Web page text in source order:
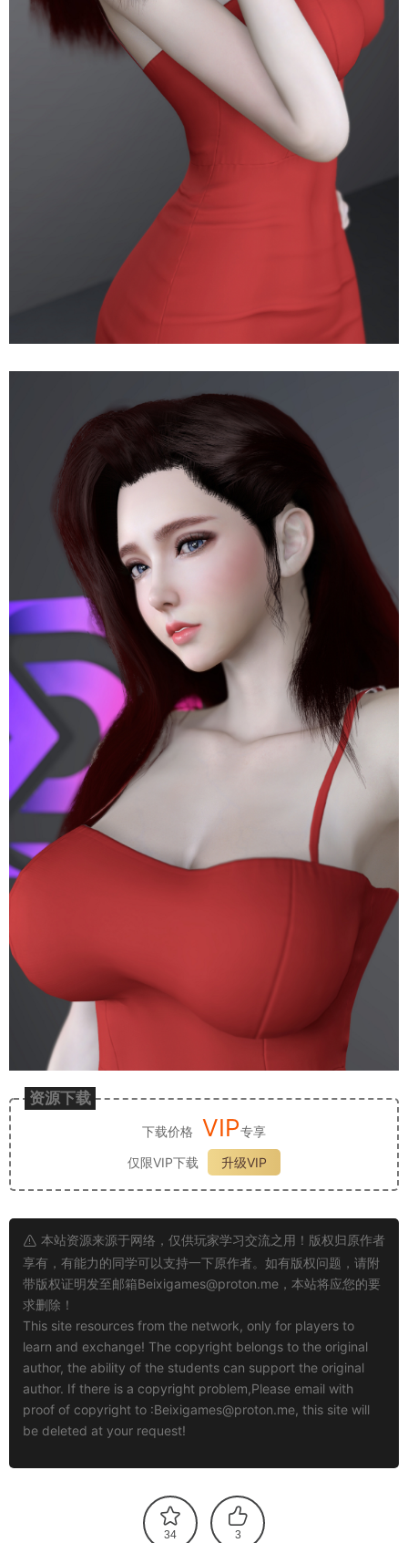
资源下载
下载价格 VIP专享
仅限VIP下载
升级VIP
本站资源来源于网络，仅供玩家学习交流之用！版权归原作者
享有，有能力的同学可以支持一下原作者。如有版权问题，请附
带版权证明发至邮箱Beixigames@proton.me ，本站将应您的要
求删除！
This site resources from the network, only for players to
learn and exchange! The copyright belongs to the original
author, the ability of the students can support the original
author. If there is a copyright problem,Please email with
proof of copyright to :Beixigames@proton.me, this site will
be deleted at your request!
34 3